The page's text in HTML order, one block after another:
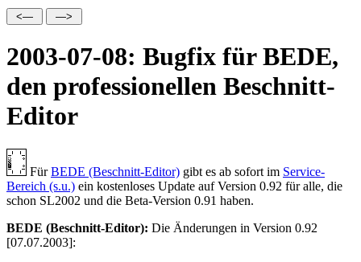
2003-07-08: Bugfix für BEDE,
den professionellen Beschnitt-
Editor
FürBEDE (Beschnitt-Editor) gibt es ab sofort im Service-
Bereich (s.u.) ein kostenloses Update auf Version 0.92 für alle, die
schon SL2002 und die Beta-Version 0.91 haben.
BEDE (Beschnitt-Editor): Die Änderungen in Version 0.92
[07.07.2003]: